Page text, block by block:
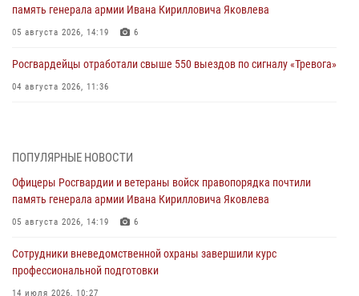
память генерала армии Ивана Кирилловича Яковлева
05 августа 2026, 14:19 6
Росгвардейцы отработали свыше 550 выездов по сигналу «Тревога»
04 августа 2026, 11:36
04 августа 2026, 09:05
Росгвардия обеспечила безопасность граждан на праздновании
Дня ВДВ в Липецке
03 августа 2026, 13:43
Росгвардейцы обеспечили безопасность граждан в День Лев-
Толстовского района
ПОПУЛЯРНЫЕ НОВОСТИ
Офицеры Росгвардии и ветераны войск правопорядка почтили
память генерала армии Ивана Кирилловича Яковлева
05 августа 2026, 14:19 6
Сотрудники вневедомственной охраны завершили курс
профессиональной подготовки
14 июля 2026, 10:27